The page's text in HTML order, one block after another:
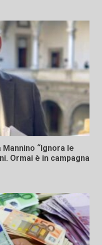
“Ignora le
Ormai è in campagna